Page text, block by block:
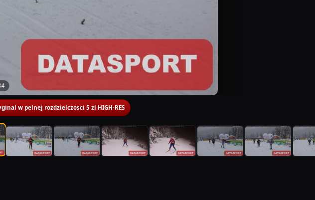
w pelnej rozdzielczosci 5 zl HIGH-RES